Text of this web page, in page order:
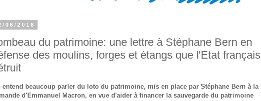
06/2018
du patrimoine: une lettre à Stéphane Bern en
des moulins, forges et étangs que l'Etat français
entend beaucoup parler du loto du patrimoine, mis en place par Stéphane Bern à la
d'Emmanuel Macron, en vue d'aider à financer la sauvegarde du patrimoine